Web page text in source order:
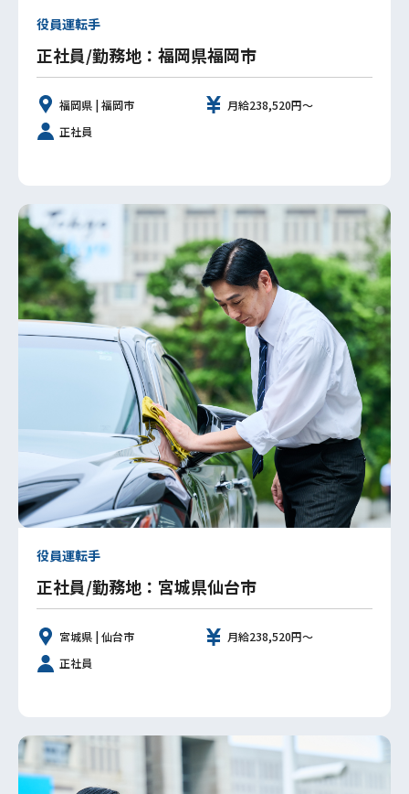
役員運転手
正社員/勤務地：福岡県福岡市
福岡県 | 福岡市
月給238,520円～
正社員
役員運転手
正社員/勤務地：宮城県仙台市
宮城県 | 仙台市
月給238,520円～
正社員